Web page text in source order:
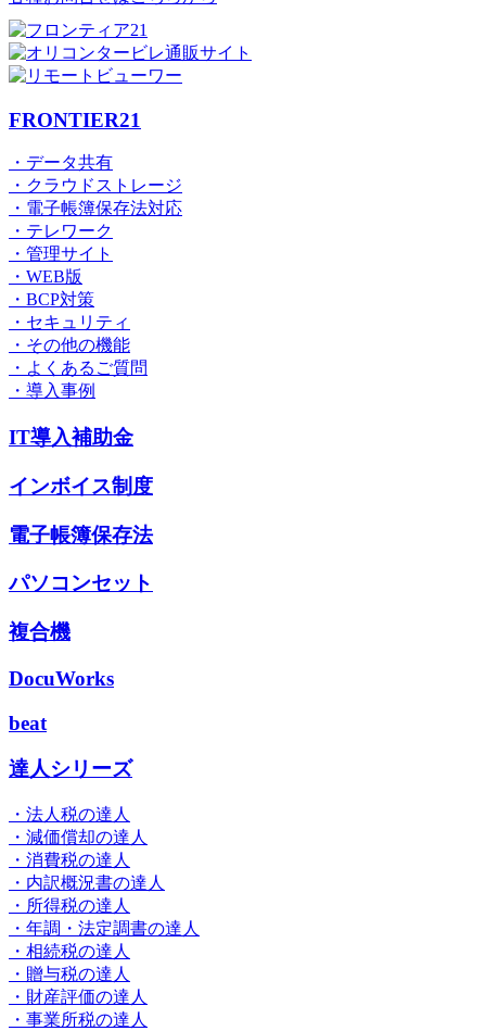
FRONTIER21
・データ共有
・クラウドストレージ
・電子帳簿保存法対応
・テレワーク
・管理サイト
・WEB版
・BCP対策
・セキュリティ
・その他の機能
・よくあるご質問
・導入事例
IT導入補助金
インボイス制度
電子帳簿保存法
パソコンセット
複合機
DocuWorks
beat
達人シリーズ
・法人税の達人
・減価償却の達人
・消費税の達人
・内訳概況書の達人
・所得税の達人
・年調・法定調書の達人
・相続税の達人
・贈与税の達人
・財産評価の達人
・事業所税の達人